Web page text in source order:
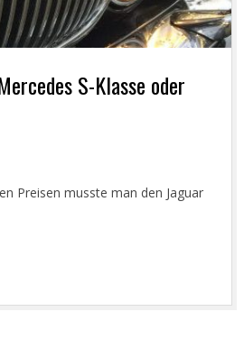
S-Klasse oder
Preisen musste man den Jaguar